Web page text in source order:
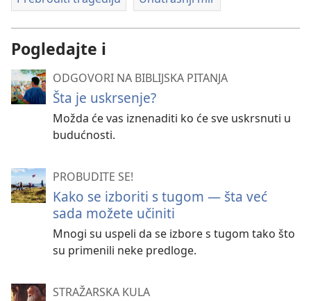
Pogledajte i
ODGOVORI NA BIBLIJSKA PITANJA
Šta je uskrsenje?
Možda će vas iznenaditi ko će sve uskrsnuti u
budućnosti.
PROBUDITE SE!
Kako se izboriti s tugom — šta već
sada možete učiniti
Mnogi su uspeli da se izbore s tugom tako što
su primenili neke predloge.
STRAŽARSKA KULA